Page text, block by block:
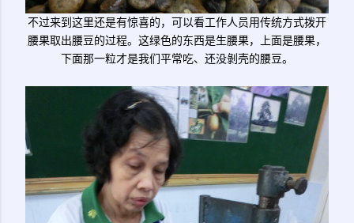
不过来到这里还是有惊喜的，可以看工作人员用传统方式拨开
腰果取出腰豆的过程。这绿色的东西是生腰果，上面是腰果，
下面那一粒才是我们平常吃、还没剝壳的腰豆。